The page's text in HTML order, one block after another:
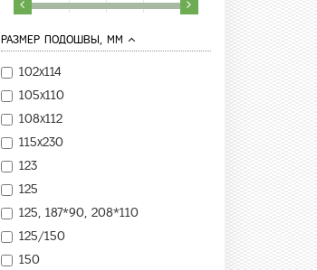
РАЗМЕР ПОДОШВЫ, ММ
102х114
105х110
108х112
115х230
123
125
125, 187*90, 208*110
125/150
150